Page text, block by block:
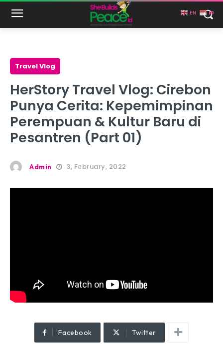
Travel Vlog
HerStory Travel Vlog: Cirebon
Punya Cerita: Kepemimpinan
Perempuan & Kultur Baru di
Pesantren (Part 01)
Admin 3, February, 2022
Facebook Twitter
EN ID